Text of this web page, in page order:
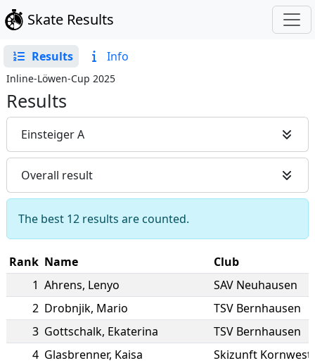
Skate Results
Results Info
Inline-Löwen-Cup 2025
Results
Einsteiger A
Overall result
The best 12 results are counted.
Rank Name
Club
1 Ahrens, Lenyo
SAV Neuhausen
2 Drobnjik, Mario
TSV Bernhausen
3 Gottschalk, Ekaterina
TSV Bernhausen
4 Glasbrenner, Kaisa
Skizunft